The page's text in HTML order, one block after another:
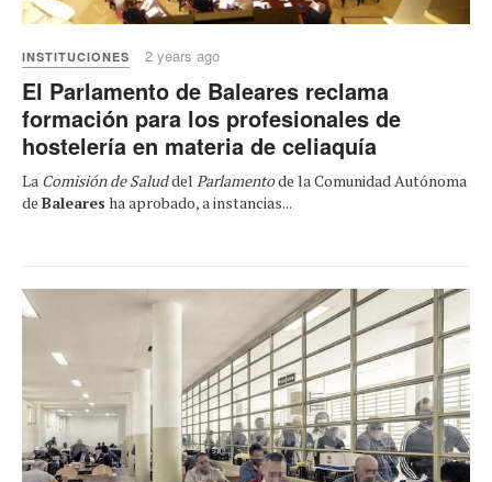
INSTITUCIONES 2 years ago
El Parlamento de Baleares reclama
formación para los profesionales de
hostelería en materia de celiaquía
La Comisión de Saluddel Parlamentode la Comunidad Autónoma
de Baleares ha aprobado, a instancias...